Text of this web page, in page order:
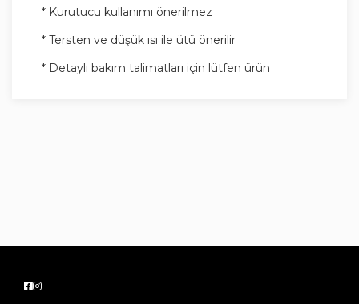
* Kurutucu kullanımı önerilmez
* Tersten ve düşük ısı ile ütü önerilir
* Detaylı bakım talimatları için lütfen ürün